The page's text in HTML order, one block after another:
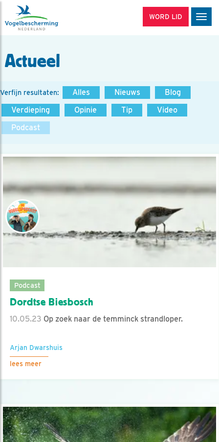
WORD LID
Actueel
Verfijn resultaten: Alles Nieuws
Blog
Verdieping
Opinie Tip
Video
Podcast
Podcast
Dordtse Biesbosch
10.05.23 Op zoek naar de temminck strandloper.
Arjan Dwarshuis
lees meer